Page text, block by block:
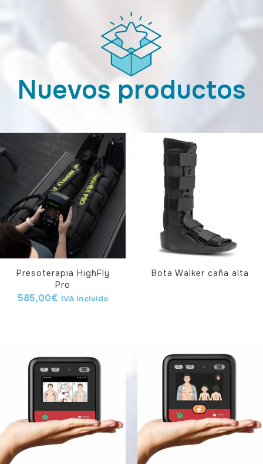
Nuevos productos
Presoterapia HighFly
Pro
585,00€ IVA incluido
Bota Walker caña alta